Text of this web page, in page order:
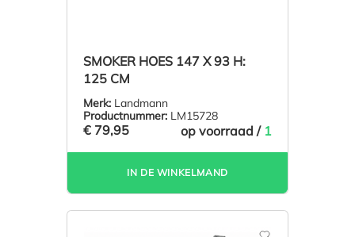
SMOKER HOES 147 X 93 H:
125 CM
Merk: Landmann
Productnummer: LM15728
€ 79,95 op voorraad / 1
IN DE WINKELMAND